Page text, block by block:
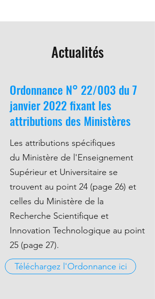
Actualités
Ordonnance N° 22/003 du 7
janvier 2022 fixant les
attributions des Ministères
Les attributions spécifiques
du Ministère de l'Enseignement
Supérieur et Universitaire se
trouvent au point 24 (page 26) et
celles du Ministère de la
Recherche Scientifique et
Innovation Technologique au point
25 (page 27).
Téléchargez l'Ordonnance ici